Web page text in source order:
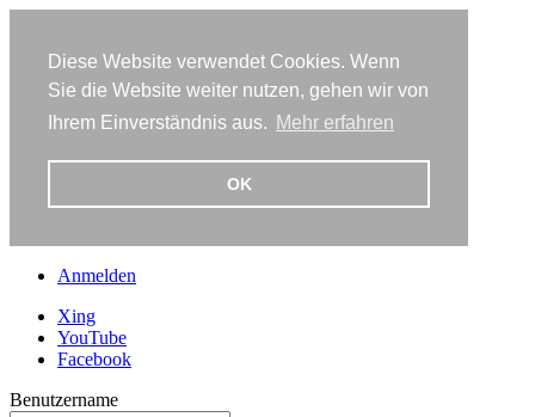
Diese Website verwendet Cookies. Wenn
Sie die Website weiter nutzen, gehen wir von
Ihrem Einverständnis aus. Mehr erfahren
OK
Anmelden
Xing
YouTube
Facebook
Benutzername